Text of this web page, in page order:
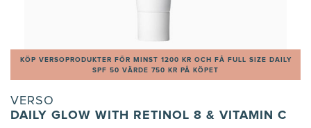
KÖP VERSOPRODUKTER FÖR MINST 1200 KR OCH FÅ FULL SIZE DAILY
SPF 50 VÄRDE 750 KR PÅ KÖPET
VERSO
DAILY GLOW WITH RETINOL 8 & VITAMIN C